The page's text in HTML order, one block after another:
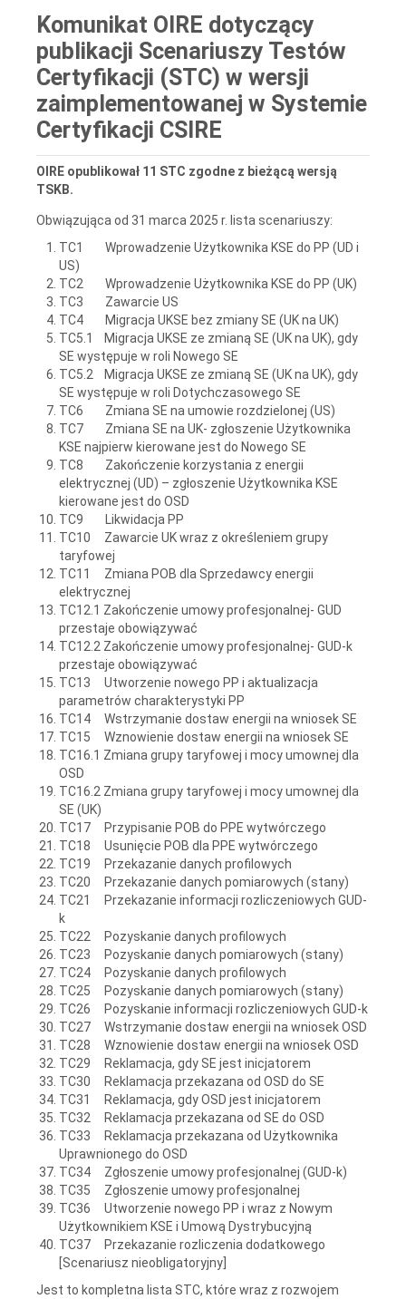
Komunikat OIRE dotyczący
publikacji Scenariuszy Testów
Certyfikacji (STC) w wersji
zaimplementowanej w Systemie
Certyfikacji CSIRE
OIRE opublikował 11 STC zgodne z bieżącą wersją
TSKB.
Obwiązująca od 31 marca 2025 r. lista scenariuszy:
TC1 Wprowadzenie Użytkownika KSE do PP (UD i
US)
TC2 Wprowadzenie Użytkownika KSE do PP (UK)
TC3 Zawarcie US
TC4 Migracja UKSE bez zmiany SE (UK na UK)
TC5.1 Migracja UKSE ze zmianą SE (UK na UK), gdy
SE występuje w roli Nowego SE
TC5.2 Migracja UKSE ze zmianą SE (UK na UK), gdy
SE występuje w roli Dotychczasowego SE
TC6 Zmiana SE na umowie rozdzielonej (US)
TC7 Zmiana SE na UK- zgłoszenie Użytkownika
KSE najpierw kierowane jest do Nowego SE
TC8 Zakończenie korzystania z energii
elektrycznej (UD) – zgłoszenie Użytkownika KSE
kierowane jest do OSD
TC9 Likwidacja PP
TC10 Zawarcie UK wraz z określeniem grupy
taryfowej
TC11 Zmiana POB dla Sprzedawcy energii
elektrycznej
TC12.1 Zakończenie umowy profesjonalnej- GUD
przestaje obowiązywać
TC12.2 Zakończenie umowy profesjonalnej- GUD-k
przestaje obowiązywać
TC13 Utworzenie nowego PP i aktualizacja
parametrów charakterystyki PP
TC14 Wstrzymanie dostaw energii na wniosek SE
TC15 Wznowienie dostaw energii na wniosek SE
TC16.1 Zmiana grupy taryfowej i mocy umownej dla
OSD
TC16.2 Zmiana grupy taryfowej i mocy umownej dla
SE (UK)
TC17 Przypisanie POB do PPE wytwórczego
TC18 Usunięcie POB dla PPE wytwórczego
TC19 Przekazanie danych profilowych
TC20 Przekazanie danych pomiarowych (stany)
TC21 Przekazanie informacji rozliczeniowych GUD-
k
TC22 Pozyskanie danych profilowych
TC23 Pozyskanie danych pomiarowych (stany)
TC24 Pozyskanie danych profilowych
TC25 Pozyskanie danych pomiarowych (stany)
TC26 Pozyskanie informacji rozliczeniowych GUD-k
TC27 Wstrzymanie dostaw energii na wniosek OSD
TC28 Wznowienie dostaw energii na wniosek OSD
TC29 Reklamacja, gdy SE jest inicjatorem
TC30 Reklamacja przekazana od OSD do SE
TC31 Reklamacja, gdy OSD jest inicjatorem
TC32 Reklamacja przekazana od SE do OSD
TC33 Reklamacja przekazana od Użytkownika
Uprawnionego do OSD
TC34 Zgłoszenie umowy profesjonalnej (GUD-k)
TC35 Zgłoszenie umowy profesjonalnej
TC36 Utworzenie nowego PP i wraz z Nowym
Użytkownikiem KSE i Umową Dystrybucyjną
TC37 Przekazanie rozliczenia dodatkowego
[Scenariusz nieobligatoryjny]
Jest to kompletna lista STC, które wraz z rozwojem